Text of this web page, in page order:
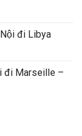
đi Libya
đi Marseille –